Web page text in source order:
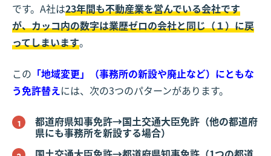
です。A社は23年間も不動産業を営んでいる会社です
が、カッコ内の数字は業歴ゼロの会社と同じ（１）に戻
ってしまいます。
この 「地域変更」（事務所の新設や廃止など）にともな
う免許替えには、次の3つのパターンがあります。
都道府県知事免許→国土交通大臣免許（他の都道府
県にも事務所を新設する場合）